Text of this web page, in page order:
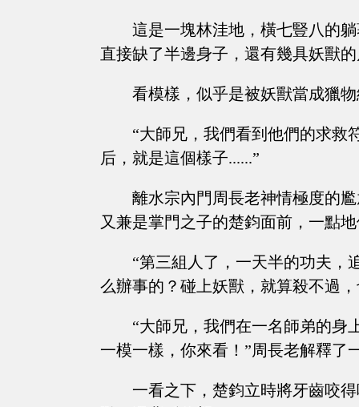
這是一塊林洼地，橫七豎八的
直接缺了半邊身子，還有幾具妖獸
看模樣，似乎是被妖獸當成獵
“大師兄，我們看到他們的求救
后，就是這個樣子......”
離水宗內門周長老神情極度的
又兼是掌門之子的楚鈞面前，一點
“第三組人了，一天半的功夫，
么辦事的？碰上妖獸，就算殺不過
“大師兄，我們在一名師弟的身
一模一樣，你來看！”周長老解釋了
一看之下，楚鈞立時將牙齒咬